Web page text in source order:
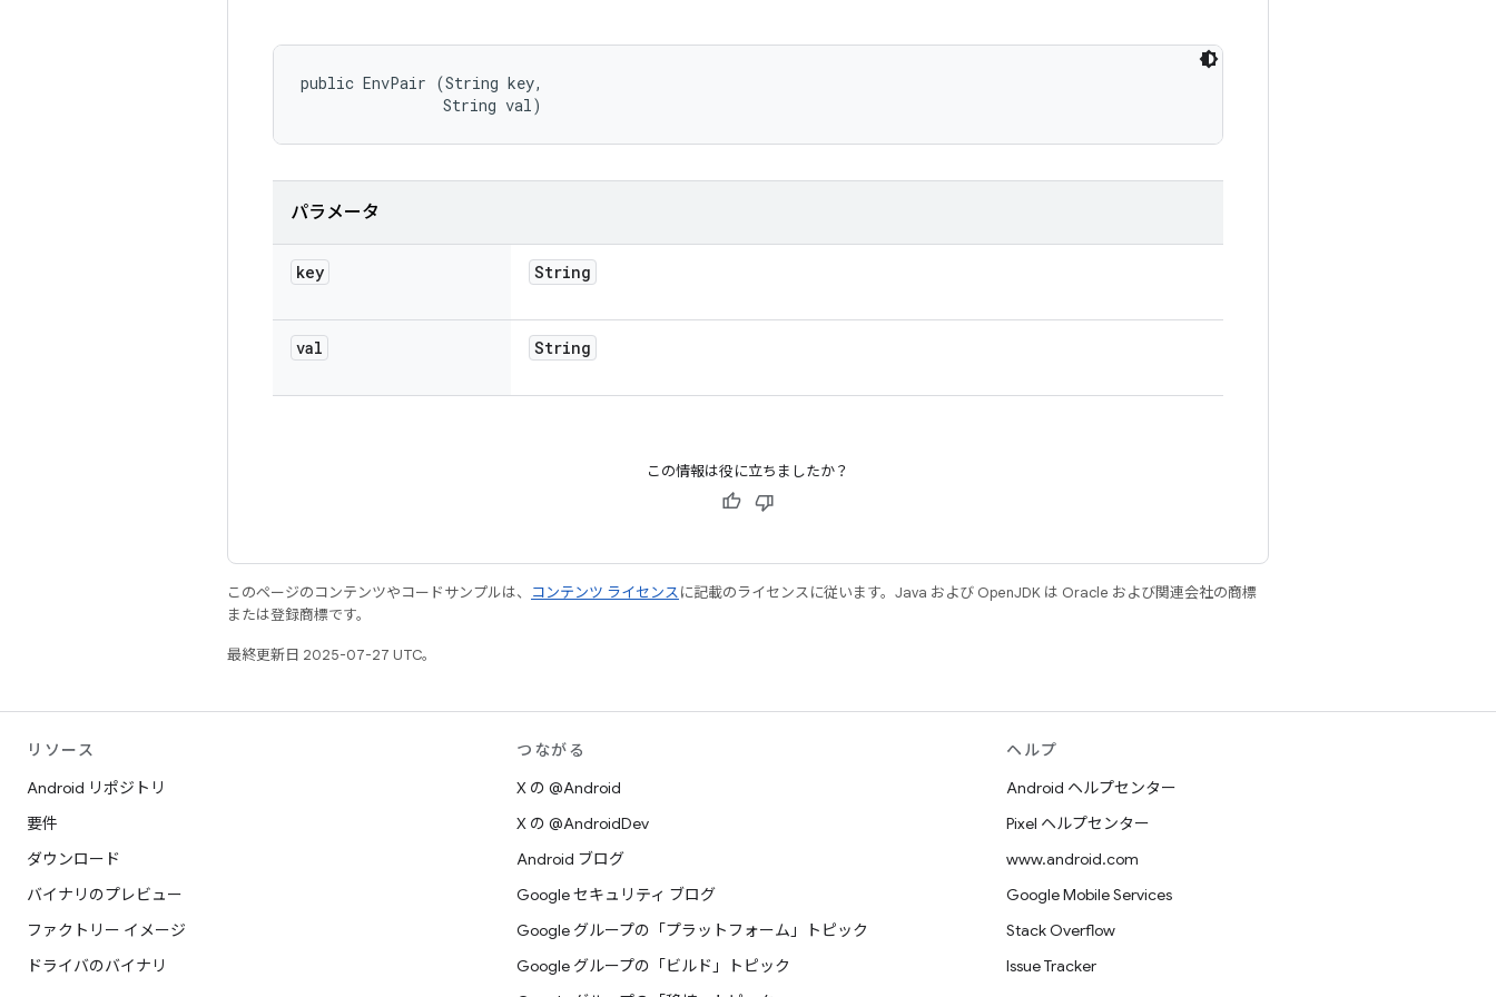
public EnvPair (String key,
                String val)
パラメータ
key String
val String
この情報は役に立ちましたか？
このページのコンテンツやコードサンプルは、 コンテンツ ライセンスに記載のライセンスに従います。Java および OpenJDK は Oracle および関連会社の商標
または登録商標です。
最終更新日 2025-07-27 UTC。
リソース
Android リポジトリ
要件
ダウンロード
バイナリのプレビュー
ファクトリー イメージ
ドライバのバイナリ
つながる
X の @Android
X の @AndroidDev
Android ブログ
Google セキュリティ ブログ
Google グループの「プラットフォーム」トピック
Google グループの「ビルド」トピック
ヘルプ
Android ヘルプセンター
Pixel ヘルプセンター
www.android.com
Google Mobile Services
Stack Overflow
Issue Tracker